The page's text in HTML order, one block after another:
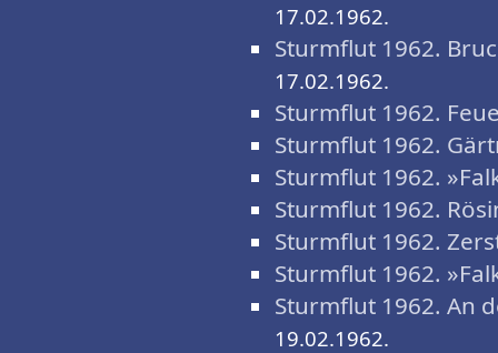
17.02.1962.
Sturmflut 1962.
17.02.1962.
Sturmflut 1962.
Sturmflut 1962.
Sturmflut 1962.
Sturmflut 1962.
Sturmflut 1962.
Sturmflut 1962.
Sturmflut 1962. An
19.02.1962.